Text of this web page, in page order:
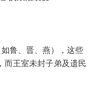
鲁、晋、燕），这些
而王室未封子弟及遗民